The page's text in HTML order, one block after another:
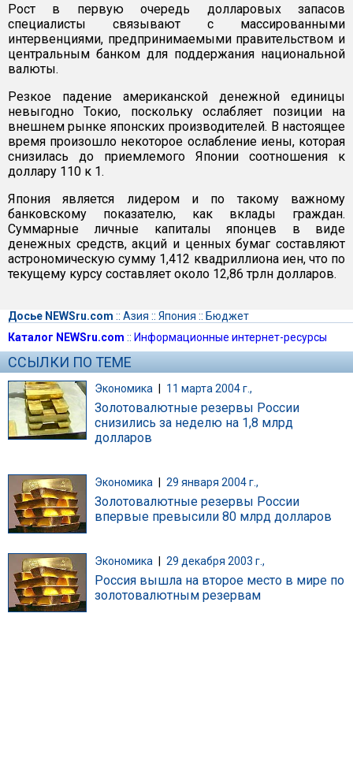
Рост в первую очередь долларовых запасов
специалисты связывают с массированными
интервенциями, предпринимаемыми правительством и
центральным банком для поддержания национальной
валюты.
Резкое падение американской денежной единицы
невыгодно Токио, поскольку ослабляет позиции на
внешнем рынке японских производителей. В настоящее
время произошло некоторое ослабление иены, которая
снизилась до приемлемого Японии соотношения к
доллару 110 к 1.
Япония является лидером и по такому важному
банковскому показателю, как вклады граждан.
Суммарные личные капиталы японцев в виде
денежных средств, акций и ценных бумаг составляют
астрономическую сумму 1,412 квадриллиона иен, что по
текущему курсу составляет около 12,86 трлн долларов.
Досье NEWSru.com :: Азия :: Япония :: Бюджет
Каталог NEWSru.com :: Информационные интернет-ресурсы
ССЫЛКИ ПО ТЕМЕ
Экономика | 11 марта 2004 г.,
Золотовалютные резервы России
снизились за неделю на 1,8 млрд
долларов
Экономика 29 января 2004 г.,
Золотовалютные резервы России
впервые превысили 80 млрд долларов
Экономика 29 декабря 2003 г.,
Россия вышла на второе место в мире по
золотовалютным резервам